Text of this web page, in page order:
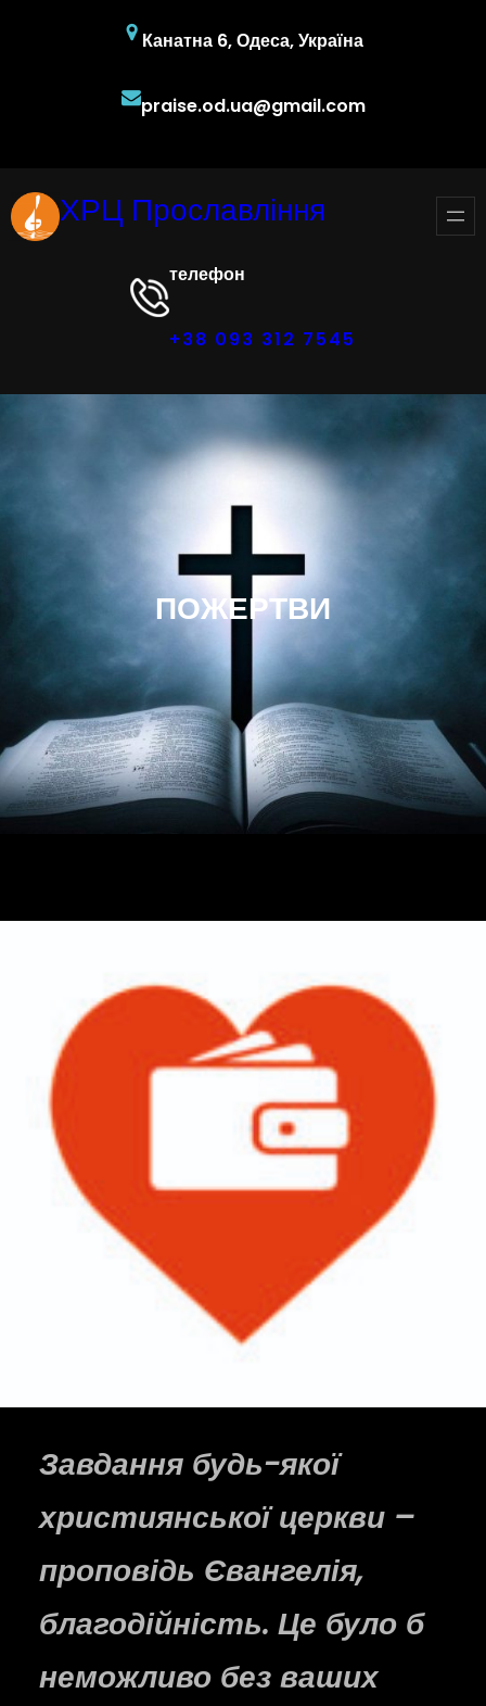
Канатна 6, Одеса, Україна
praise.od.ua@gmail.com
ХРЦ Прославління
телефон
+38 093 312 7545
ПОЖЕРТВИ
Завдання будь-якої
християнської церкви –
проповідь Євангелія,
благодійність. Це було б
неможливо без ваших